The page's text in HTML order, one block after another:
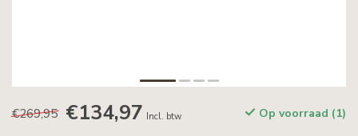
€269,95 €134,97 Incl. btw Op voorraad (1)